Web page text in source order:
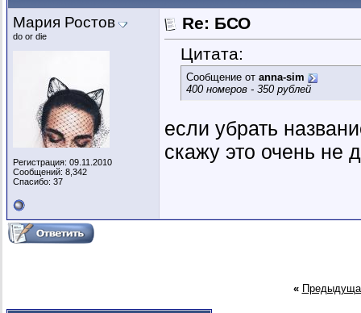
Мария Ростов
do or die
Регистрация: 09.11.2010
Сообщений: 8,342
Спасибо: 37
Re: БСО
Цитата:
Сообщение от anna-sim
400 номеров - 350 рублей
если убрать
скажу это очень не
«